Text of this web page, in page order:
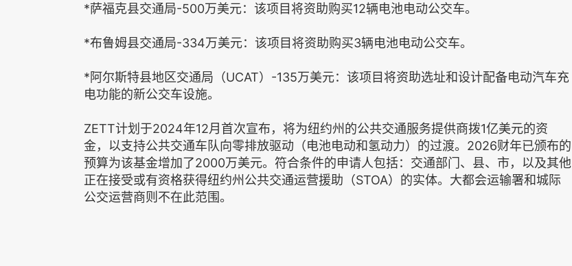
*萨福克县交通局-500万美元：该项目将资助购买12辆电池电动公交车。
*布鲁姆县交通局-334万美元：该项目将资助购买3辆电池电动公交车。
*阿尔斯特县地区交通局（UCAT）-135万美元：该项目将资助选址和设计配备电动汽车充
电功能的新公交车设施。
ZETT计划于2024年12月首次宣布，将为纽约州的公共交通服务提供商拨1亿美元的资
金，以支持公共交通车队向零排放驱动（电池电动和氢动力）的过渡。2026财年已颁布的
预算为该基金增加了2000万美元。符合条件的申请人包括：交通部门、县、市，以及其他
正在接受或有资格获得纽约州公共交通运营援助（STOA）的实体。大都会运输署和城际
公交运营商则不在此范围。